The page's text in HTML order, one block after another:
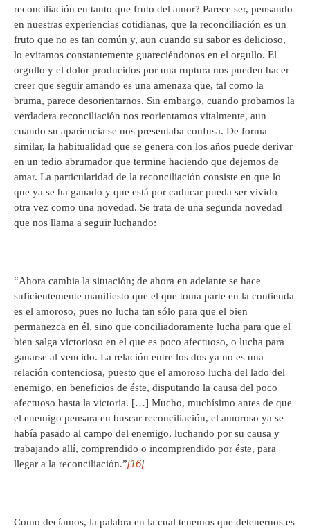
reconciliación en tanto que fruto del amor? Parece ser, pensando
en nuestras experiencias cotidianas, que la reconciliación es un
fruto que no es tan común y, aun cuando su sabor es delicioso,
lo evitamos constantemente guareciéndonos en el orgullo. El
orgullo y el dolor producidos por una ruptura nos pueden hacer
creer que seguir amando es una amenaza que, tal como la
bruma, parece desorientarnos. Sin embargo, cuando probamos la
verdadera reconciliación nos reorientamos vitalmente, aun
cuando su apariencia se nos presentaba confusa. De forma
similar, la habitualidad que se genera con los años puede derivar
en un tedio abrumador que termine haciendo que dejemos de
amar. La particularidad de la reconciliación consiste en que lo
que ya se ha ganado y que está por caducar pueda ser vivido
otra vez como una novedad. Se trata de una segunda novedad
que nos llama a seguir luchando:
“Ahora cambia la situación; de ahora en adelante se hace
suficientemente manifiesto que el que toma parte en la contienda
es el amoroso, pues no lucha tan sólo para que el bien
permanezca en él, sino que conciliadoramente lucha para que el
bien salga victorioso en el que es poco afectuoso, o lucha para
ganarse al vencido. La relación entre los dos ya no es una
relación contenciosa, puesto que el amoroso lucha del lado del
enemigo, en beneficios de éste, disputando la causa del poco
afectuoso hasta la victoria. […] Mucho, muchísimo antes de que
el enemigo pensara en buscar reconciliación, el amoroso ya se
había pasado al campo del enemigo, luchando por su causa y
trabajando allí, comprendido o incomprendido por éste, para
llegar a la reconciliación.”[16]
Como decíamos, la palabra en la cual tenemos que detenernos es